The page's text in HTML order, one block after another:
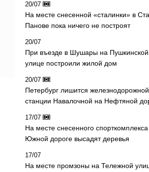
20/07
На месте снесенной «сталинки» в
Панове пока ничего не построят
20/07
При въезде в Шушары на Пушкинской
улице построили жилой дом
20/07
Петербург лишится железнодорожной
станции Навалочной на Нефтяной
17/07
На месте снесенного
Южной дороге высадят деревья
17/07
На месте промзоны на Тележной